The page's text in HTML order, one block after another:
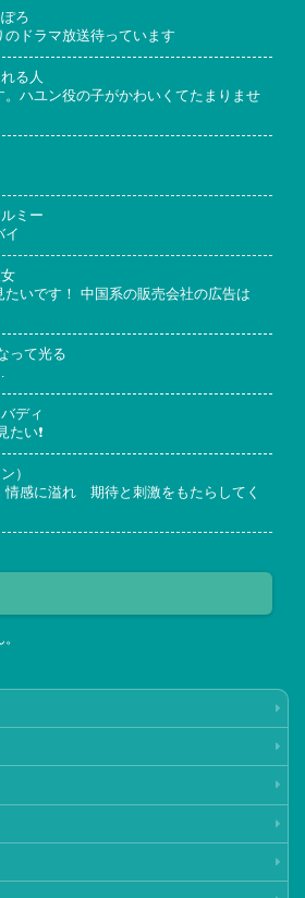
ろ
ドラマ放送待っています
る人
ハユン役の子がかわいくてたまりませ
ミー
イ
いです！ 中国系の販売会社の広告は
って光る
ディ
い❗
）
情感に溢れ 期待と刺激をもたらしてく